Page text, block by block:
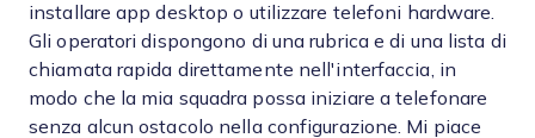
installare app desktop o utilizzare telefoni hardware.
Gli operatori dispongono di una rubrica e di una lista di
chiamata rapida direttamente nell'interfaccia, in
modo che la mia squadra possa iniziare a telefonare
senza alcun ostacolo nella configurazione. Mi piace